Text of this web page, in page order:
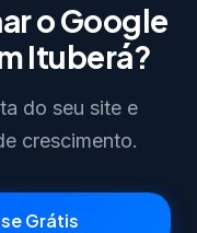
o Google
Ituberá?
do seu site e
crescimento.
Grátis